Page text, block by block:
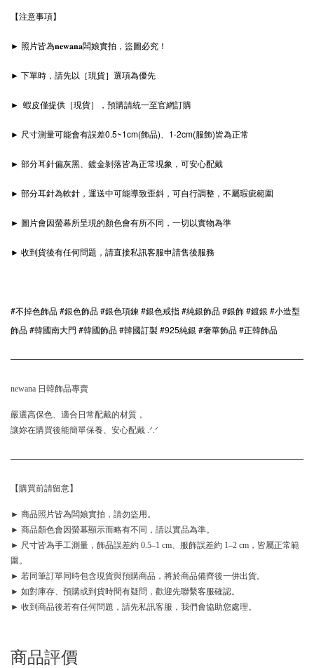
【注意事項】
► 照片皆為𝐧𝐞𝐰𝐚𝐧𝐚闆娘實拍，盜圖必究！
► 下單時，請先以［現貨］選項為優先
► 蝦皮僅提供［現貨］，預購請統一至官網訂購
► 尺寸測量可能會有誤差0.5~1cm(飾品)、1-2cm(服飾)皆為正常
► 部分耳針偏灰黑、鍍金剝落皆為正常現象，可安心配戴
► 部分耳針為軟針，運送中可能導致歪斜，可自行調整，不屬瑕疵範圍
► 圖片會因螢幕所呈現的顏色會有所不同，一切以實物為準
► 收到貨後有任何問題，請直接私訊客服申請售後服務
#不掉色飾品 #銀色飾品 #銀色項鍊 #銀色戒指 #純銀飾品 #銀飾 #鍍銀 #小造型
飾品 #韓國南大門 #韓國飾品 #韓國訂製 #925純銀 #奢華飾品 #正韓飾品
newana 日韓飾品專賣
嚴選高保色、適合日常配戴的材質，
讓妳在購買後能簡單保養、安心配戴 .ᐟ.ᐟ
【購買前請留意】
► 商品照片皆為闆娘實拍，請勿盜用。
► 商品顏色會因螢幕顯示而略有不同，請以實品為準。
► 尺寸皆為手工測量，飾品誤差約 0.5–1 cm、服飾誤差約 1–2 cm，皆屬正常範
圍。
► 若同筆訂單同時包含現貨與預購商品，將於商品備齊後一併出貨。
► 如對庫存、預購或到貨時間有疑問，歡迎先聯繫客服確認。
► 收到商品後若有任何問題，請先私訊客服，我們會協助您處理。
商品評價